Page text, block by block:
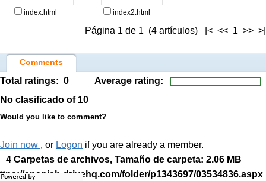
index.html index2.html
Página 1 de 1 (4 artículos) |< << 1 >> >|
Comments
Total ratings: 0
Average rating:
No clasificado of 10
Would you like to comment?
Join now , or Logon if you are already a member.
4 Carpetas de archivos, Tamaño de carpeta: 2.06 MB
spanish.drivehq.com/folder/p1343697/03534836.aspx